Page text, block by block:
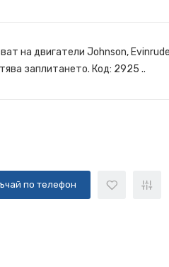
на двигатели Johnson,
заплитането. Код: 2925 ..
по телефон